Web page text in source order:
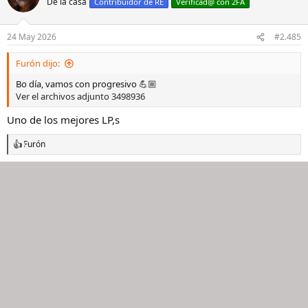
i
o
n
e
24 May 2026 #2.485
Furón dijo:
Bo día, vamos con progresivo 💪🏼
Ver el archivos adjunto 3498936
Uno de los mejores LP,s
R
e
Furón